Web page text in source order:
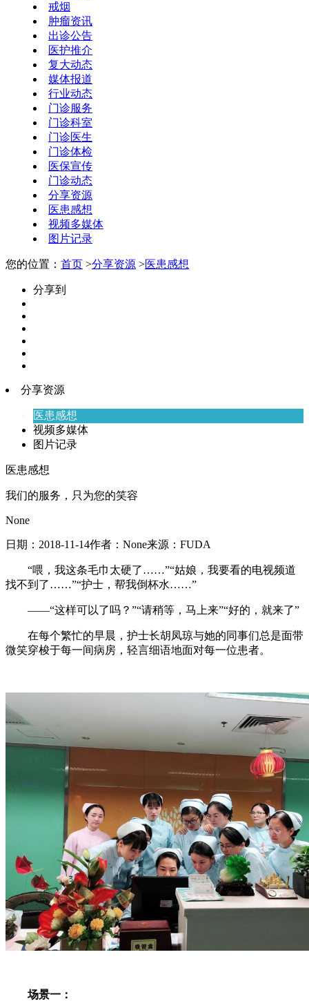
戒烟
肿瘤资讯
出诊公告
医护推介
复大动态
媒体报道
行业动态
门诊服务
门诊科室
门诊医生
门诊体检
医保宣传
门诊动态
分享资源
医患感想
视频多媒体
图片记录
您的位置： 首页 >分享资源 >医患感想
分享到
分享资源
医患感想
视频多媒体
图片记录
医患感想
我们的服务，只为您的笑容
None
日期： 2018-11-14作者： None来源： FUDA
“喂，我这条毛巾太硬了……”“姑娘，我要看的电视频道
找不到了……”“护士，帮我倒杯水……”
——“这样可以了吗？”“请稍等，马上来”“好的，就来了”
在每个繁忙的早晨，护士长胡凤琼与她的同事们总是面带
微笑穿梭于每一间病房，轻言细语地面对每一位患者。
场景一：